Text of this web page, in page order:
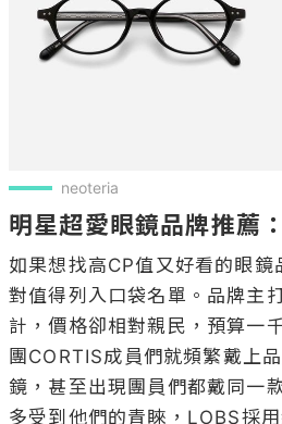
neoteria
明星超愛眼鏡品牌推薦
如果想找高CP值又好看的眼
對值得列入口袋名單。品牌主
計，價格卻相對親民，預算一
團CORTIS成員們就頻繁戴上
鏡，甚至出現團員們都戴同一
多受到他們的青睞，LOBS採